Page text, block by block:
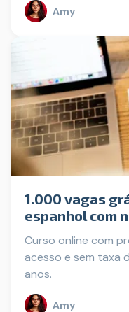
Amy
1.000 vagas
espanhol com
Curso online com
acesso e sem taxa
anos.
Amy